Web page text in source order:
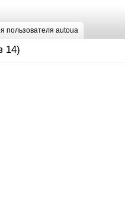
пользователя autoua
14)